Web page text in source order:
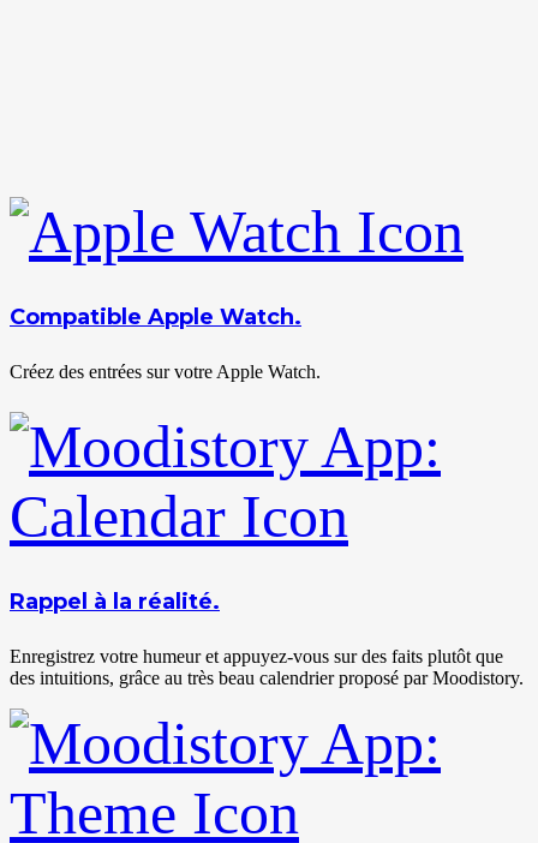
Compatible Apple Watch.
Créez des entrées sur votre Apple Watch.
Rappel à la réalité.
Enregistrez votre humeur et appuyez-vous sur des faits plutôt que
des intuitions, grâce au très beau calendrier proposé par Moodistory.